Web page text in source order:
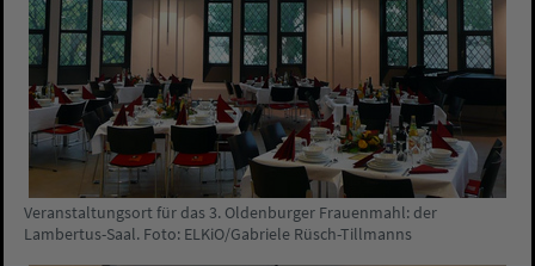
Veranstaltungsort für das 3. Oldenburger Frauenmahl: der
Lambertus-Saal. Foto: ELKiO/Gabriele Rüsch-Tillmanns